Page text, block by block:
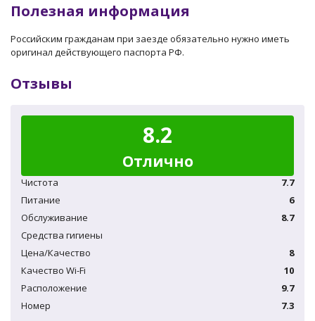
Полезная информация
Российским гражданам при заезде обязательно нужно иметь
оригинал действующего паспорта РФ.
Отзывы
8.2
Отлично
Чистота
7.7
Питание
6
Обслуживание
8.7
Средства гигиены
Цена/Качество
8
Качество Wi-Fi
10
Расположение
9.7
Номер
7.3